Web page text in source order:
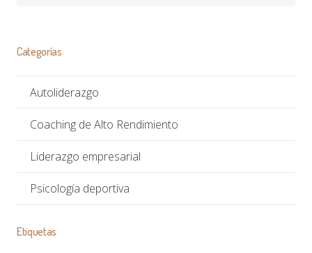
Categorías
Autoliderazgo
Coaching de Alto Rendimiento
Liderazgo empresarial
Psicología deportiva
Etiquetas